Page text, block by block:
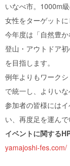
いなべ市。1000m
女性をターゲットに
今年度は「自然豊
登山・アウトドア
を目指します。
例年よりもワーク
で統一し、よりい
参加者の皆様には
い、再度足を運んで
イベントに関する
yamajoshi-fes.com/